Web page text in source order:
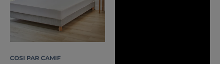
COSI PAR CAMIF